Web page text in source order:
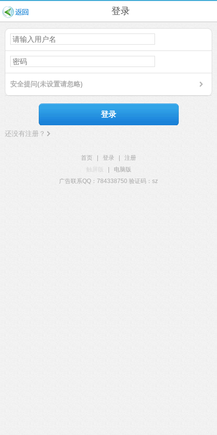
登录
安全提问(未设置请忽略)
登录
还没有注册？
首页 登录
注册
触屏版
电脑版
广告联系QQ：784338750 验证码：sz